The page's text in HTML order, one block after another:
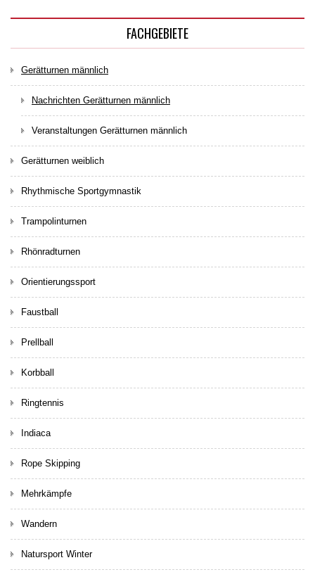
FACHGEBIETE
Gerätturnen männlich
Nachrichten Gerätturnen männlich
Veranstaltungen Gerätturnen männlich
Gerätturnen weiblich
Rhythmische Sportgymnastik
Trampolinturnen
Rhönradturnen
Orientierungssport
Faustball
Prellball
Korbball
Ringtennis
Indiaca
Rope Skipping
Mehrkämpfe
Wandern
Natursport Winter